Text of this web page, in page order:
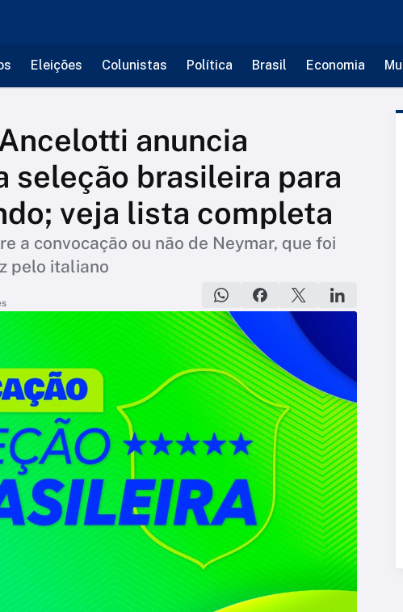
Eleições Colunistas Política Brasil Economia
anuncia
seleção brasileira para
veja lista completa
a convocação ou não de Neymar, que foi
pelo italiano